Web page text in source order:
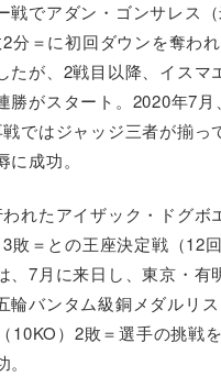
戦でアダン・ゴンサレス
2分＝に初回ダウンを奪わ
たが、2戦目以降、イスマ
勝がスタート。2020年7
ではジャッジ三者が揃っ
成功。
れたアイザック・ドグボ
敗＝との王座決定戦（12
、7月に来日し、東京・有
輪バンタム級銅メダルリ
10KO）2敗＝選手の挑戦